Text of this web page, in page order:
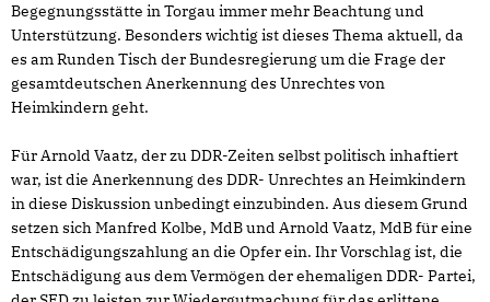
Begegnungsstätte in Torgau immer mehr Beachtung und
Unterstützung. Besonders wichtig ist dieses Thema aktuell, da
es am Runden Tisch der Bundesregierung um die Frage der
gesamtdeutschen Anerkennung des Unrechtes von
Heimkindern geht.
Für Arnold Vaatz, der zu DDR-Zeiten selbst politisch inhaftiert
war, ist die Anerkennung des DDR- Unrechtes an Heimkindern
in diese Diskussion unbedingt einzubinden. Aus diesem Grund
setzen sich Manfred Kolbe, MdB und Arnold Vaatz, MdB für eine
Entschädigungszahlung an die Opfer ein. Ihr Vorschlag ist, die
Entschädigung aus dem Vermögen der ehemaligen DDR- Partei,